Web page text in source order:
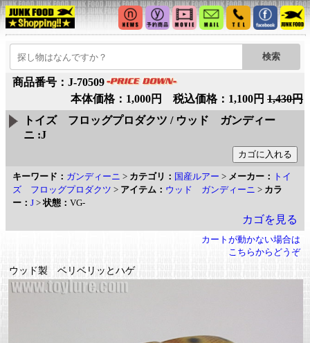
商品番号：J-70509
本体価格：1,000円 税込価格：1,100円 1,430円
トイズ フロッグプロダクツ / ウッド ガンディー
ニ :J
キーワード： ガンディーニ > カテゴリ： 国産ルアー > メーカー： トイ
ズ フロッグプロダクツ > アイテム： ウッド ガンディーニ > カラ
ー： J >状態： VG-
カゴを見る
カートが動かない場合は
こちらからどうぞ
ウッド製 ベリベリッとハゲ